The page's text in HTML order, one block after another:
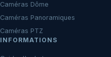
Caméras Dôme
Caméras Panoramiques
Caméras PTZ
INFORMATIONS